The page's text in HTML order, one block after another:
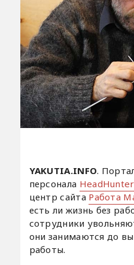
YAKUTIA.INFO.
персонала HeadHunter
центр сайта Работа
есть ли жизнь без
сотрудники
они занимаются до
работы.